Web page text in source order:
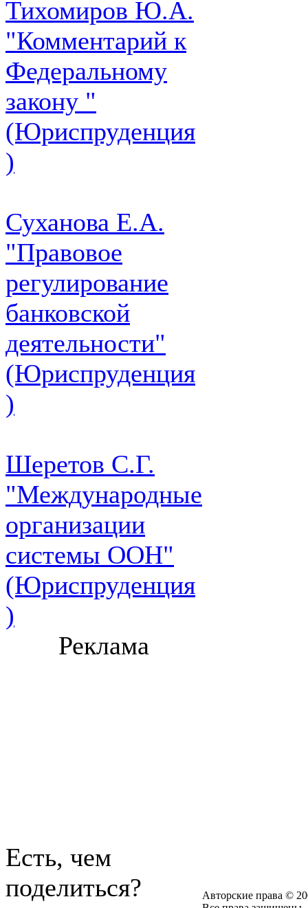
Тихомиров Ю.А.
"Комментарий к
Федеральному
закону "
(Юриспруденция
)
Суханова Е.А.
"Правовое
регулирование
банковской
деятельности"
(Юриспруденция
)
Шеретов С.Г.
"Международные
организации
системы ООН"
(Юриспруденция
)
Реклама
Есть, чем
поделиться?
Авторские права ©